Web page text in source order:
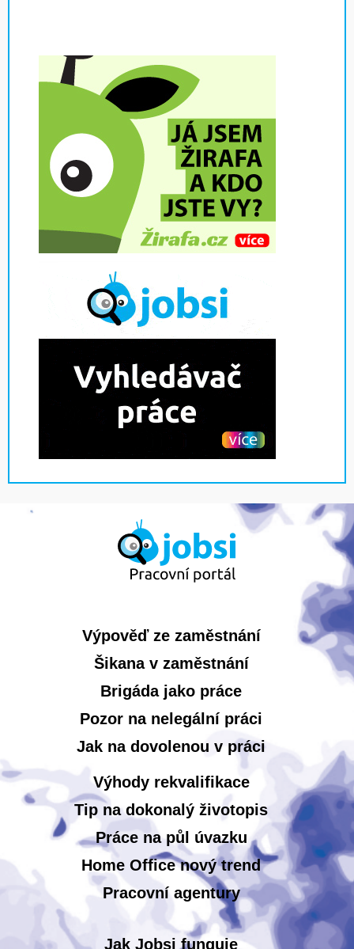
Výpověď ze zaměstnání
Šikana v zaměstnání
Brigáda jako práce
Pozor na nelegální práci
Jak na dovolenou v práci
Výhody rekvalifikace
Tip na dokonalý životopis
Práce na půl úvazku
Home Office nový trend
Pracovní agentury
Jak Jobsi funguje